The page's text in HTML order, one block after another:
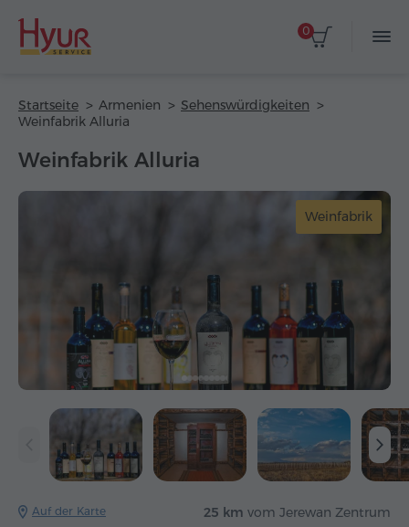
0
Startseite Armenien
Sehenswürdigkeiten
Weinfabrik Alluria
Weinfabrik Alluria
Weinfabrik
Auf der Karte 25 km vom Jerewan Zentrum